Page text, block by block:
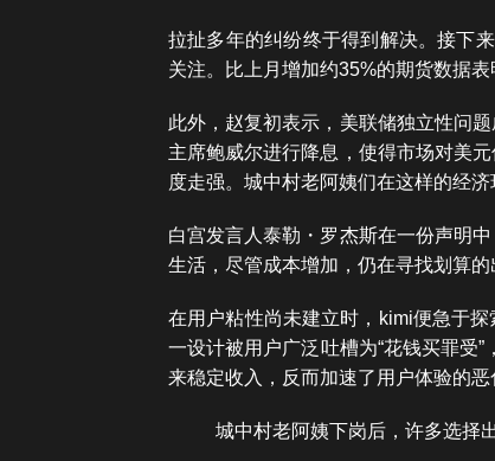
拉扯多年的纠纷终于得到解决。接下
关注。比上月增加约35%的期货数据
此外，赵复初表示，美联储独立性问
主席鲍威尔进行降息，使得市场对美
度走强。城中村老阿姨们在这样的经
白宫发言人泰勒・罗杰斯在一份声明
生活，尽管成本增加，仍在寻找划算的
在用户粘性尚未建立时，kimi便急于
一设计被用户广泛吐槽为“花钱买罪受
来稳定收入，反而加速了用户体验的
城中村老阿姨下岗后，许多选择